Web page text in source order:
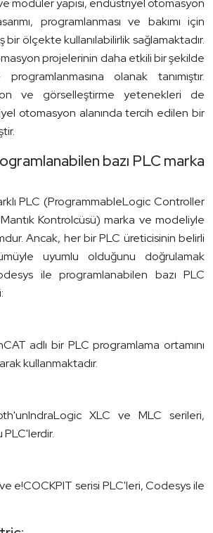
modüler yapısı, endüstriyel otomasyon
programlanması ve bakımı için
ölçekte kullanılabilirlik sağlamaktadır.
projelerinin daha etkili bir şekilde
olanak tanımıştır.
ve görselleştirme yetenekleri de
otomasyon alanında tercih edilen bir
bazı PLC marka
PLC (ProgrammableLogic Controller
Kontrolcüsü) marka ve modeliyle
Ancak, her bir PLC üreticisinin belirli
uyumlu olduğunu doğrulamak
ile programlanabilen bazı PLC
adlı bir PLC programlama ortamını
kullanmaktadır.
XLC ve MLC serileri,
e!COCKPIT serisi PLC'leri, Codesys ile